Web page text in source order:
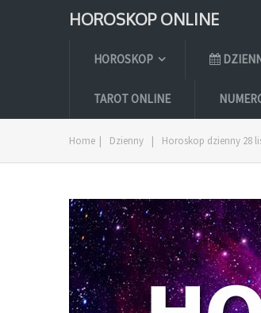
HOROSKOP ONLINE
HOROSKOP
TAROT ONLINE
Home | Dzienny | Horoskop dzienny 28